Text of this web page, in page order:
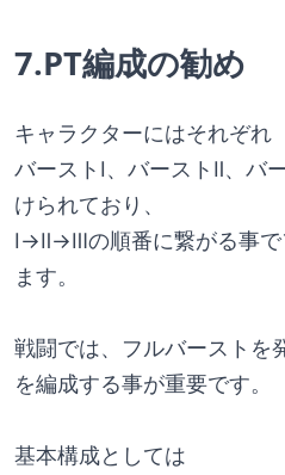
7.PT編成の勧め
キャラクターにはそれぞれ
バーストⅠ、バーストⅡ、バ
けられており、
Ⅰ→Ⅱ→Ⅲの順番に繋がる事で
ます。
戦闘では、フルバーストを
を編成する事が重要です。
基本構成としては